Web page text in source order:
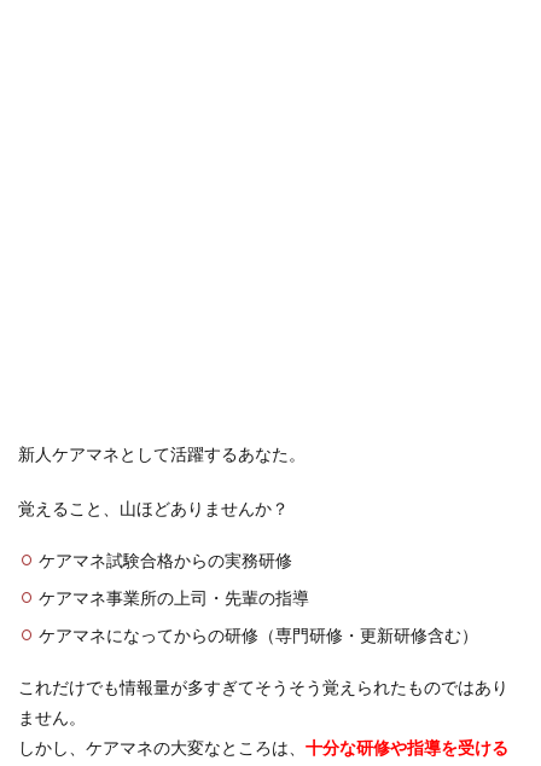
新人ケアマネとして活躍するあなた。
覚えること、山ほどありませんか？
ケアマネ試験合格からの実務研修
ケアマネ事業所の上司・先輩の指導
ケアマネになってからの研修（専門研修・更新研修含む）
これだけでも情報量が多すぎてそうそう覚えられたものではあり
ません。
しかし、ケアマネの大変なところは、 十分な研修や指導を受ける